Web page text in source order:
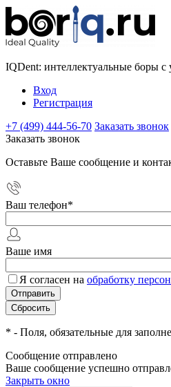
IQDent: интеллектуальные боры
Вход
Регистрация
+7 (499) 444-56-70 Заказать звонок
Заказать звонок
Оставьте Ваше сообщение и
Ваш телефон*
Ваше имя
Я согласен на обработку
* - Поля, обязательные для
Сообщение отправлено
Ваше сообщение успешно
Закрыть окно